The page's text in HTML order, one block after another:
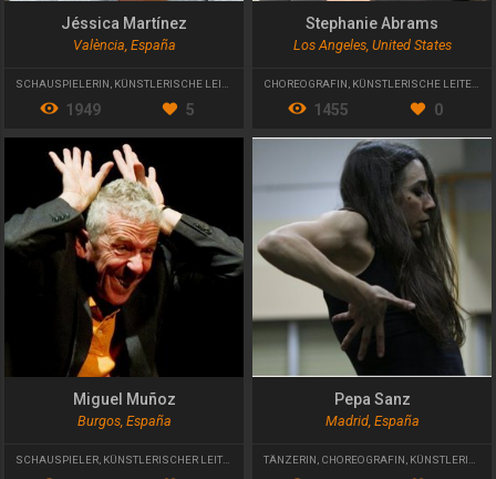
Jéssica Martínez
València, España
SCHAUSPIELERIN, KÜNSTLERISCHE LEITERIN
1949 5
Stephanie Abrams
Los Angeles, United States
CHOREOGRAFIN, KÜNSTLERISCHE LEITERIN
1455 0
Miguel Muñoz
Burgos, España
SCHAUSPIELER KÜNSTLERISCHER LEITER
Pepa Sanz
Madrid, España
TÄNZERIN CHOREOGRAFIN KÜNSTLERISCHE LEITERIN